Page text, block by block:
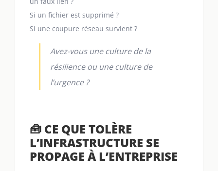
Si un fichier est supprimé ?
Si une coupure réseau survient ?
Avez-vous une culture de la
résilience ou une culture de
l’urgence ?
🧰 CE QUE TOLÈRE
L’INFRASTRUCTURE SE
PROPAGE À L’ENTREPRISE